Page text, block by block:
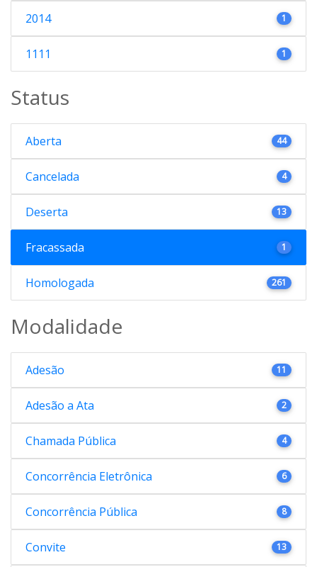
2014 1
1111 1
Status
Aberta 44
Cancelada 4
Deserta 13
Fracassada 1
Homologada 261
Modalidade
Adesão 11
Adesão a Ata 2
Chamada Pública 4
Concorrência Eletrônica 6
Concorrência Pública 8
Convite 13